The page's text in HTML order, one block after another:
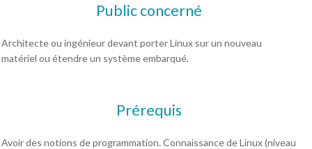
Public concerné
Architecte ou ingénieur devant porter Linux sur un nouveau
matériel ou étendre un système embarqué.
Prérequis
Avoir des notions de programmation. Connaissance de Linux (niveau